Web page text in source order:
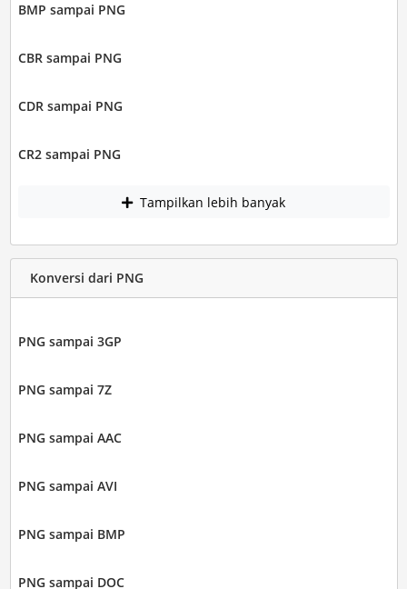
BMP sampai PNG
CBR sampai PNG
CDR sampai PNG
CR2 sampai PNG
Tampilkan lebih banyak
Konversi dari PNG
PNG sampai 3GP
PNG sampai 7Z
PNG sampai AAC
PNG sampai AVI
PNG sampai BMP
PNG sampai DOC